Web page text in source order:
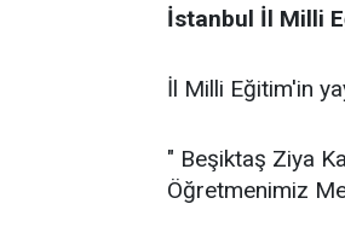
İstanbul İl Milli
​​​​​İl Milli Eğitim'in
" Beşiktaş Ziya
Öğretmenimiz